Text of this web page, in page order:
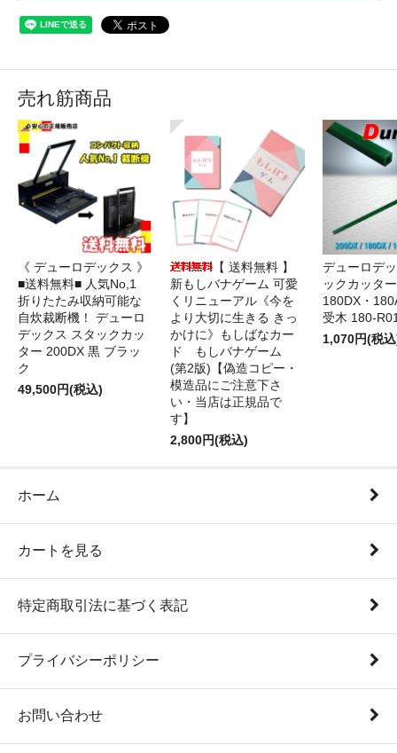
売れ筋商品
《 デューロデックス 》
■送料無料■ 人気No,1
折りたたみ収納可能な
自炊裁断機！ デューロ
デックス スタックカッ
ター 200DX 黒 ブラッ
ク
49,500円(税込)
【 送料無料 】
新もしバナゲーム 可愛
くリニューアル《今を
より大切に生きる きっ
かけに》もしばなカー
ド もしバナゲーム
(第2版)【偽造コピー・
模造品にご注意下さ
い・当店は正規品で
す】
2,800円(税込)
デューロデ
ックカッタ
180DX・
受木 180-
1,070円(税
ホーム
カートを見る
特定商取引法に基づく表記
プライバシーポリシー
お問い合わせ